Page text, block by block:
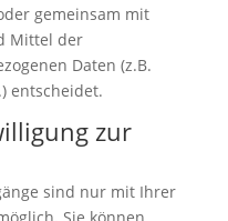
gemeinsam mit
Mittel der
Daten (z.B.
entscheidet.
zur
sind nur mit Ihrer